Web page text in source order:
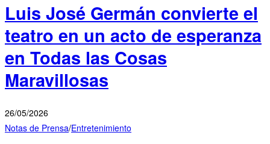
Luis José Germán convierte el
teatro en un acto de esperanza
en Todas las Cosas
Maravillosas
26/05/2026
Notas de Prensa/Entretenimiento